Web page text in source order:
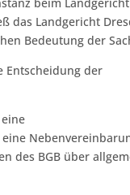
das Landgericht
Bedeutung der
Entscheidung der
des BGB über